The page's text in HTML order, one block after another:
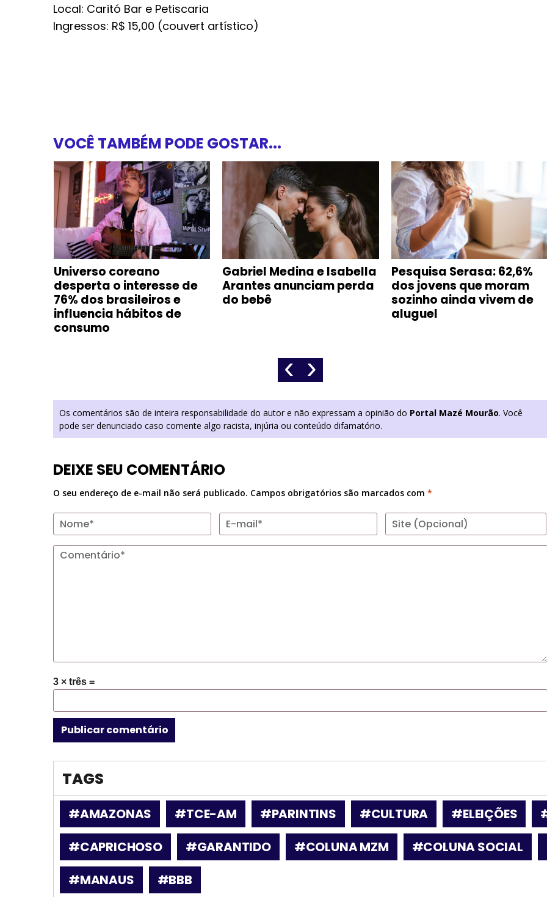
Local: Caritó Bar e Petiscaria
Ingressos: R$ 15,00 (couvert artístico)
VOCÊ TAMBÉM PODE GOSTAR...
Universo coreano
desperta o interesse de
76% dos brasileiros e
influencia hábitos de
consumo
Gabriel Medina e Isabella
Arantes anunciam perda
do bebê
Pesquisa Serasa: 62,6%
dos jovens que moram
sozinho ainda vivem de
aluguel
‹ ›
Os comentários são de inteira responsabilidade do autor e não expressam a opinião do Portal Mazé Mourão. Você
pode ser denunciado caso comente algo racista, injúria ou conteúdo difamatório.
DEIXE SEU COMENTÁRIO
O seu endereço de e-mail não será publicado. Campos obrigatórios são marcados com *
3 × três =
TAGS
#AMAZONAS #TCE-AM #PARINTINS #CULTURA #ELEIÇÕES
#CAPRICHOSO
#GARANTIDO #COLUNA MZM #COLUNA SOCIAL
#MANAUS
#BBB